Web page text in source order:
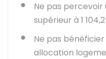
Ne pas
supérieur à 1
Ne pas
allocation